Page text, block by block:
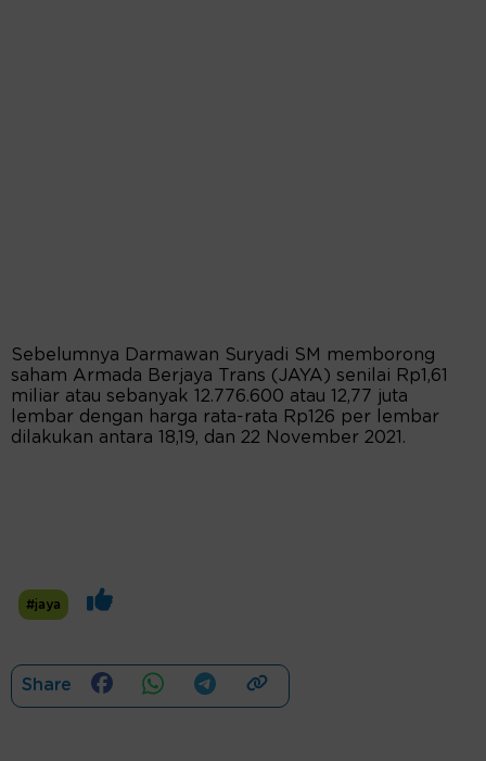
Sebelumnya Darmawan Suryadi SM memborong
saham Armada Berjaya Trans (JAYA) senilai Rp1,61
miliar atau sebanyak 12.776.600 atau 12,77 juta
lembar dengan harga rata-rata Rp126 per lembar
dilakukan antara 18,19, dan 22 November 2021.
#jaya
Share